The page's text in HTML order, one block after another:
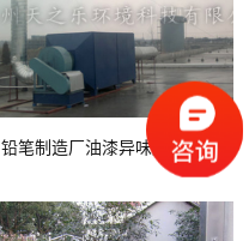
铅笔制造厂油漆异味废气处理